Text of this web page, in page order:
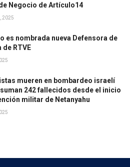
Negocio de Artículo14
2025
es nombrada nueva Defensora de
de RTVE
mueren en bombardeo israelí
suman 242 fallecidos desde el inicio
militar de Netanyahu